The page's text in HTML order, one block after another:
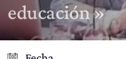
educación »